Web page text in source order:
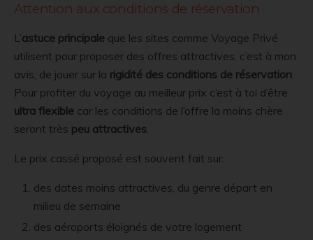
Attention aux conditions de réservation
L’astuce principale que les sites comme Voyage Privé
utilisent pour proposer des offres attractives, c’est à mon
avis, de jouer sur la rigidité des conditions de réservation.
Pour profiter du voyage au meilleur prix c’est à toi d’être
ultra flexible car les conditions de l’offre la moins chère
seront très peu attractives.
Le prix cassé proposé est souvent fait sur:
des dates moins attractives, du genre départ en
milieu de semaine
des aéroports éloignés de votre logement